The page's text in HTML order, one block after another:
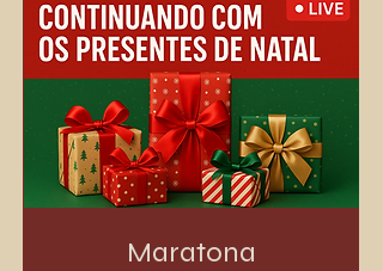
Maratona